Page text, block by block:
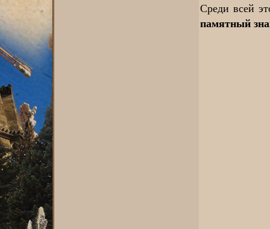
Среди всей
памятный